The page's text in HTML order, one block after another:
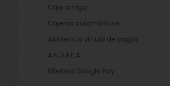
Caja amiga
Cajeros automáticos
Asistencia virtual de pagos
A.N.D.R.E.A
Billetera Google Pay